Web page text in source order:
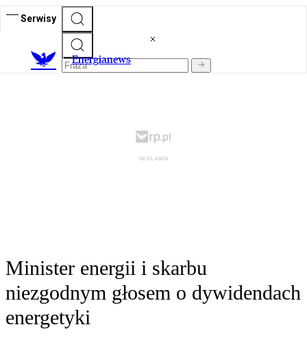
Serwisy
Energianews
Minister energii i skarbu
niezgodnym głosem o dywidendach
energetyki